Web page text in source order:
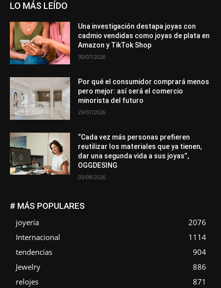
LO MÁS LEÍDO
Una investigación destapa joyas con
cadmio vendidas como joyas de plata en
Amazon y TikTok Shop
30/07/2026
Por qué el consumidor comprará menos
pero mejor: así será el comercio
minorista del futuro
29/07/2026
“Cada vez más personas prefieren
reutilizar los materiales que ya tienen,
dar una segunda vida a sus joyas”,
OGGDESING
03/08/2026
# MÁS POPULARES
joyería
2076
Internacional
1114
tendencias
904
Jewelry
886
relojes
871